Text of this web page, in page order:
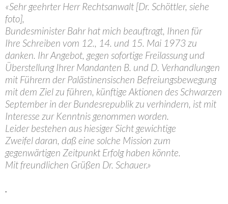
«Sehr geehrter Herr Rechtsanwalt [Dr. Schöttler, siehe
foto],
Bundesminister Bahr hat mich beauftragt, Ihnen für
Ihre Schreiben vom 12., 14. und 15. Mai 1973 zu
danken. Ihr Angebot, gegen sofortige Freilassung und
Überstellung Ihrer Mandanten B. und D. Verhandlungen
mit Führern der Palästinensischen Befreiungsbewegung
mit dem Ziel zu führen, künftige Aktionen des Schwarzen
September in der Bundesrepublik zu verhindern, ist mit
Interesse zur Kenntnis genommen worden.
Leider bestehen aus hiesiger Sicht gewichtige
Zweifel daran, daß eine solche Mission zum
gegenwärtigen Zeitpunkt Erfolg haben könnte.
Mit freundlichen Grüßen Dr. Schauer.»
.